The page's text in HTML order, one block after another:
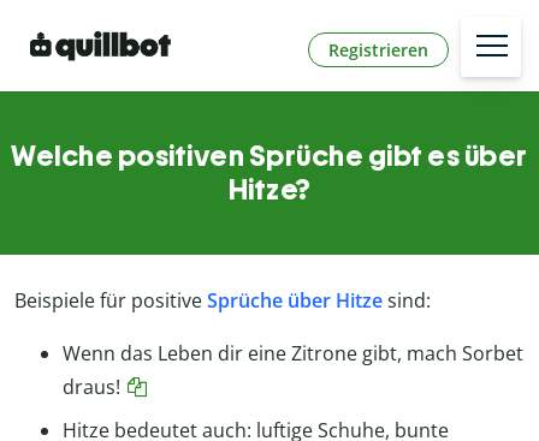
Registrieren
Welche positiven Sprüche gibt es über
Hitze?
Beispiele für positiveSprüche über Hitzesind:
Wenn das Leben dir eine Zitrone gibt, mach Sorbet
draus!
Hitze bedeutet auch: luftige Schuhe, bunte